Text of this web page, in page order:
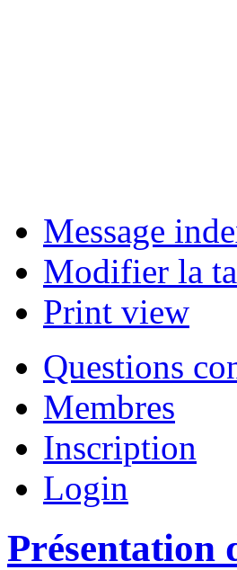
Message
Modifier la
Print view
Questions
Membres
Inscription
Login
Présentation